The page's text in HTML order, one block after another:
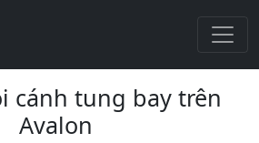
cánh tung bay trên
Avalon